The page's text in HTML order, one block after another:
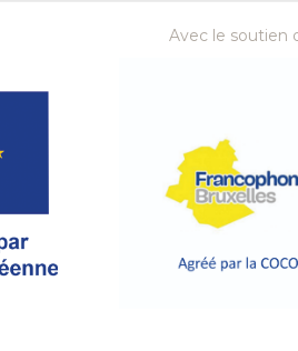
Avec le soutien